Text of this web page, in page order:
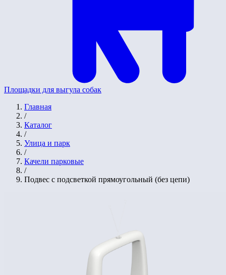
Площадки для выгула собак
Главная
/
Каталог
/
Улица и парк
/
Качели парковые
/
Подвес с подсветкой прямоугольный (без цепи)